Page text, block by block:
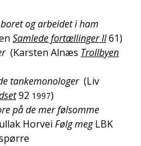
og arbeidet i ham
Samlede fortællinger II61)
(Karsten Alnæs Trollbyen
tankemonologer (Liv
92 1997)
på de mer følsomme
Horvei Følg meg LBK